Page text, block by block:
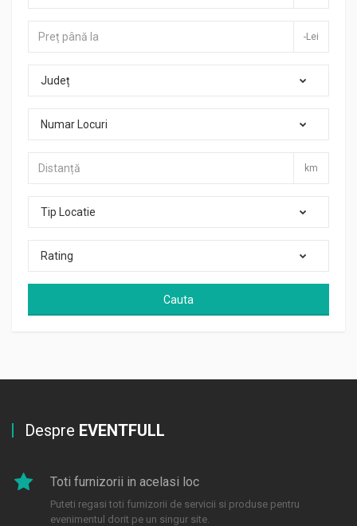
-Lei
Județ
Numar Locuri
km
Tip Locatie
Rating
Cauta
Despre EVENTFULL
Toti furnizorii in acelasi loc
Puteti regasi toti furnizorii de servicii si produse pentru
evenimentul dorit pe un singur site.